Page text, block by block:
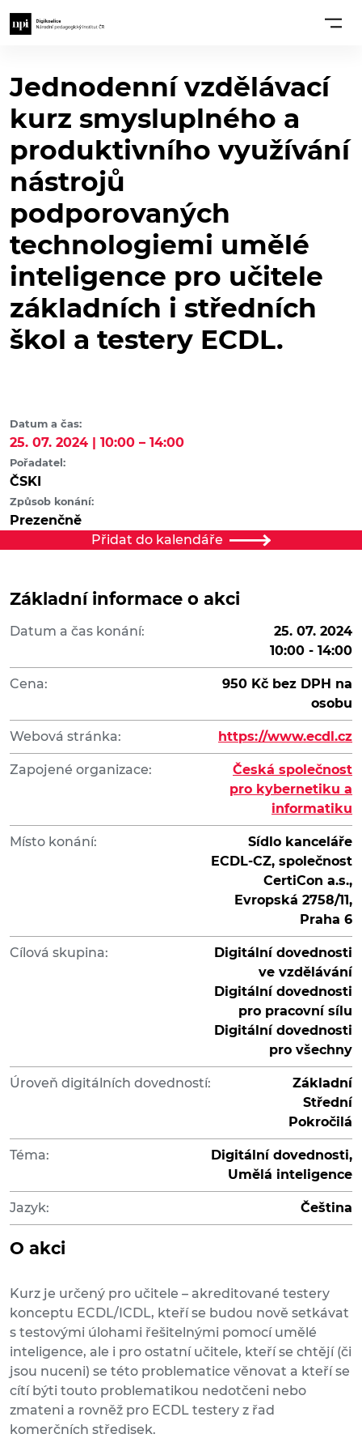
Jednodenní vzdělávací
kurz smysluplného a
produktivního využívání
nástrojů
podporovaných
technologiemi umělé
inteligence pro učitele
základních i středních
škol a testery ECDL.
Datum a čas:
25. 07. 2024 | 10:00 – 14:00
Pořadatel:
ČSKI
Způsob konání:
Prezenčně
Přidat do kalendáře
Základní informace o akci
Datum a čas konání:
25. 07. 2024
10:00 - 14:00
Cena:
950 Kč bez DPH na
osobu
Webová stránka: https://www.ecdl.cz
Zapojené organizace:
Česká společnost
pro kybernetiku a
informatiku
Místo konání:
Sídlo kanceláře
ECDL-CZ, společnost
CertiCon a.s.,
Evropská 2758/11,
Praha 6
Cílová skupina:
Digitální dovednosti
ve vzdělávání
Digitální dovednosti
pro pracovní sílu
Digitální dovednosti
pro všechny
Úroveň digitálních dovedností:
Základní
Střední
Pokročilá
Téma:
Digitální dovednosti,
Umělá inteligence
Jazyk: Čeština
O akci
Kurz je určený pro učitele – akreditované testery
konceptu ECDL/ICDL, kteří se budou nově setkávat
s testovými úlohami řešitelnými pomocí umělé
inteligence, ale i pro ostatní učitele, kteří se chtějí (či
jsou nuceni) se této problematice věnovat a kteří se
cítí býti touto problematikou nedotčeni nebo
zmateni a rovněž pro ECDL testery z řad
komerčních středisek.